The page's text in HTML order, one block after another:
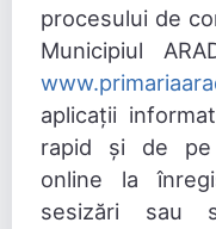
procesului de
Municipiul
aplicații
rapid și de pe
online la
sesizări sau